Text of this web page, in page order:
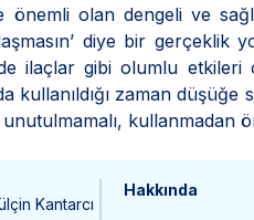
olan dengeli ve
diye bir gerçeklik
ilaçlar gibi olumlu
kullanıldığı zaman
kullanmadan
Kantarcı
Hakkında